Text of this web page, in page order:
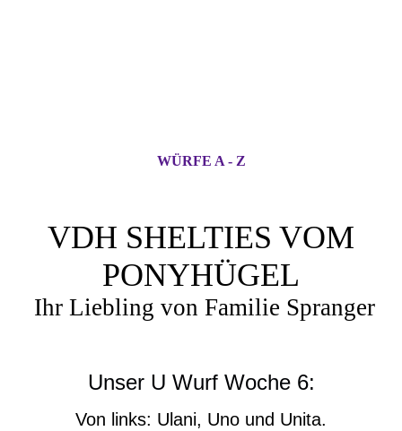
WÜRFE A - Z
VDH SHELTIES VOM
PONYHÜGEL
Ihr Liebling von Familie Spranger
Unser U Wurf Woche 6:
Von links: Ulani, Uno und Unita.